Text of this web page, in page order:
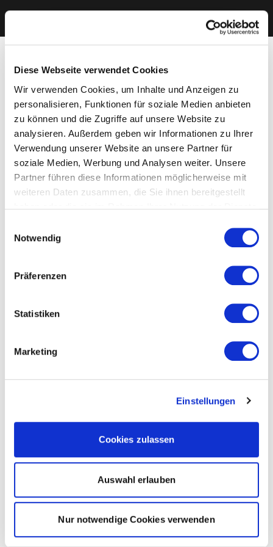
Diese Webseite verwendet Cookies
Wir verwenden Cookies, um Inhalte und Anzeigen zu
personalisieren, Funktionen für soziale Medien anbieten
zu können und die Zugriffe auf unsere Website zu
analysieren. Außerdem geben wir Informationen zu Ihrer
Verwendung unserer Website an unsere Partner für
soziale Medien, Werbung und Analysen weiter. Unsere
Partner führen diese Informationen möglicherweise mit
weiteren Daten zusammen, die Sie ihnen bereitgestellt
Cookies, wenn Sie unsere Webseite weiterhin nutzen.
Notwendig
Präferenzen
Statistiken
Marketing
Einstellungen
Cookies zulassen
Auswahl erlauben
Nur notwendige Cookies verwenden